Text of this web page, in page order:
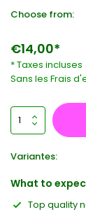
Choose from:
€14,00*
* Taxes incluses
Sans les Frais
Variantes:
What to
Top quality